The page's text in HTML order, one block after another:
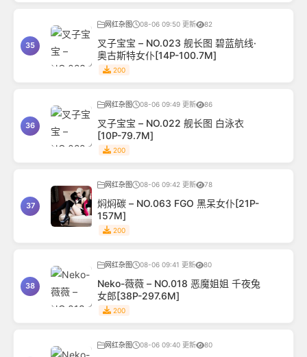
35
网红杂图 08-06 09:50 更新 82
叉子宝宝 – NO.023 舰长图 碧蓝航线·
奥古斯特女仆[14P-100.7M]
200
36
网红杂图 08-06 09:49 更新 86
叉子宝宝 – NO.022 舰长图 白泳衣
[10P-79.7M]
200
37
网红杂图 08-06 09:42 更新 78
焖焖碳 – NO.063 FGO 黑呆女仆[21P-
157M]
200
38
网红杂图 08-06 09:41 更新 80
Neko-薇薇 – NO.018 恶魔姐姐 千夜兔
女郎[38P-297.6M]
200
网红杂图 08-06 09:40 更新 80